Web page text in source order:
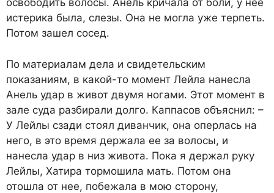
освободить волосы. Анель кричала от боли, у нее
истерика была, слезы. Она не могла уже терпеть.
Потом зашел сосед.
По материалам дела и свидетельским
показаниям, в какой-то момент Лейла нанесла
Анель удар в живот двумя ногами. Этот момент в
зале суда разбирали долго. Каппасов объяснил: –
У Лейлы сзади стоял диванчик, она оперлась на
него, в это время держала ее за волосы, и
нанесла удар в низ живота. Пока я держал руку
Лейлы, Хатира тормошила мать. Потом она
отошла от нее, побежала в мою сторону,